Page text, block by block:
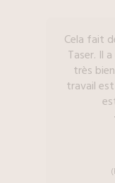
Cela fait
Taser. Il
très
travail